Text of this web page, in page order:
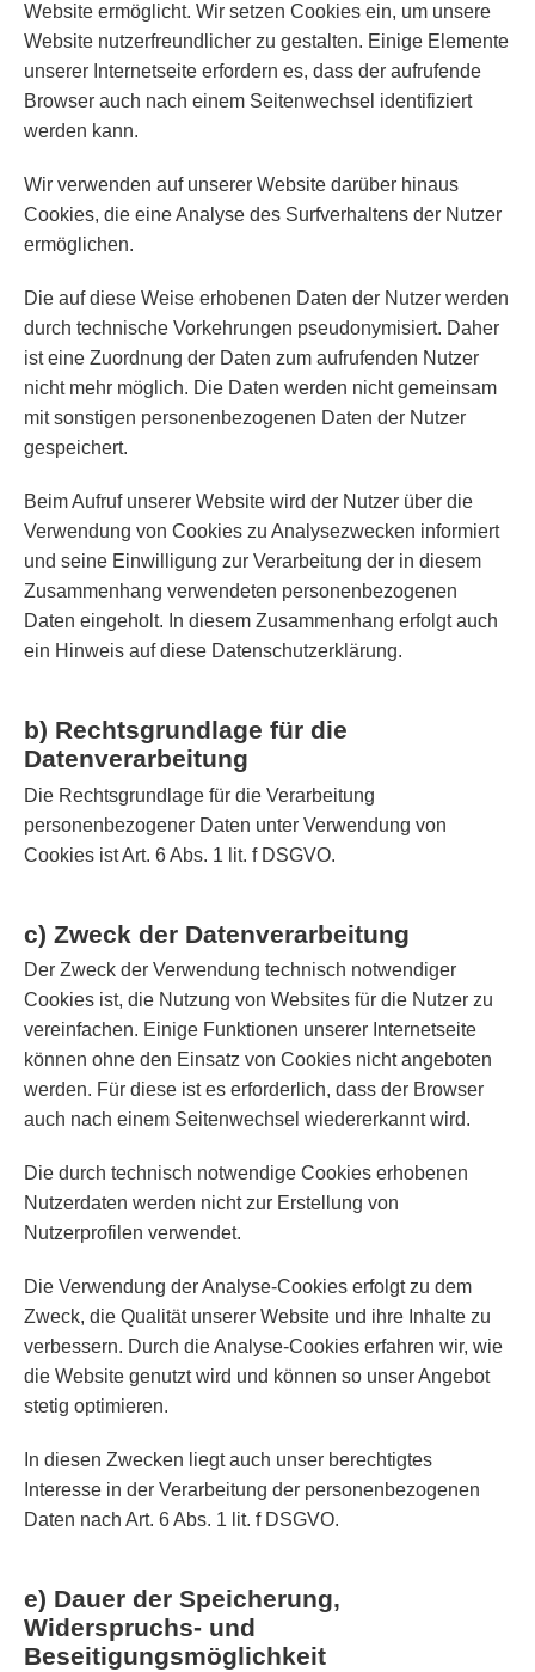
Website ermöglicht. Wir setzen Cookies ein, um unsere
Website nutzerfreundlicher zu gestalten. Einige Elemente
unserer Internetseite erfordern es, dass der aufrufende
Browser auch nach einem Seitenwechsel identifiziert
werden kann.
Wir verwenden auf unserer Website darüber hinaus
Cookies, die eine Analyse des Surfverhaltens der Nutzer
ermöglichen.
Die auf diese Weise erhobenen Daten der Nutzer werden
durch technische Vorkehrungen pseudonymisiert. Daher
ist eine Zuordnung der Daten zum aufrufenden Nutzer
nicht mehr möglich. Die Daten werden nicht gemeinsam
mit sonstigen personenbezogenen Daten der Nutzer
gespeichert.
Beim Aufruf unserer Website wird der Nutzer über die
Verwendung von Cookies zu Analysezwecken informiert
und seine Einwilligung zur Verarbeitung der in diesem
Zusammenhang verwendeten personenbezogenen
Daten eingeholt. In diesem Zusammenhang erfolgt auch
ein Hinweis auf diese Datenschutzerklärung.
b) Rechtsgrundlage für die
Datenverarbeitung
Die Rechtsgrundlage für die Verarbeitung
personenbezogener Daten unter Verwendung von
Cookies ist Art. 6 Abs. 1 lit. f DSGVO.
c) Zweck der Datenverarbeitung
Der Zweck der Verwendung technisch notwendiger
Cookies ist, die Nutzung von Websites für die Nutzer zu
vereinfachen. Einige Funktionen unserer Internetseite
können ohne den Einsatz von Cookies nicht angeboten
werden. Für diese ist es erforderlich, dass der Browser
auch nach einem Seitenwechsel wiedererkannt wird.
Die durch technisch notwendige Cookies erhobenen
Nutzerdaten werden nicht zur Erstellung von
Nutzerprofilen verwendet.
Die Verwendung der Analyse-Cookies erfolgt zu dem
Zweck, die Qualität unserer Website und ihre Inhalte zu
verbessern. Durch die Analyse-Cookies erfahren wir, wie
die Website genutzt wird und können so unser Angebot
stetig optimieren.
In diesen Zwecken liegt auch unser berechtigtes
Interesse in der Verarbeitung der personenbezogenen
Daten nach Art. 6 Abs. 1 lit. f DSGVO.
e) Dauer der Speicherung,
Widerspruchs- und
Beseitigungsmöglichkeit